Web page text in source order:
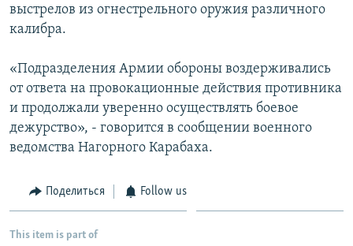
Все сайты Радио Азатутюн
выстрелов из огнестрельного оружия различного
калибра.
«Подразделения Армии обороны воздерживались
от ответа на провокационные действия противника
и продолжали уверенно осуществлять боевое
дежурство», - говорится в сообщении военного
ведомства Нагорного Карабаха.
Поделиться Follow us
This item is part of